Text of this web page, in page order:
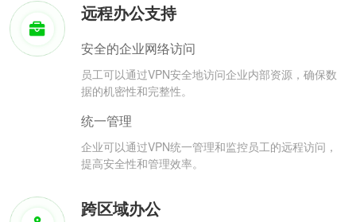
远程办公支持
安全的企业网络访问
员工可以通过VPN安全地访问企业内部资源，确保数
据的机密性和完整性。
统一管理
企业可以通过VPN统一管理和监控员工的远程访问，
提高安全性和管理效率。
跨区域办公